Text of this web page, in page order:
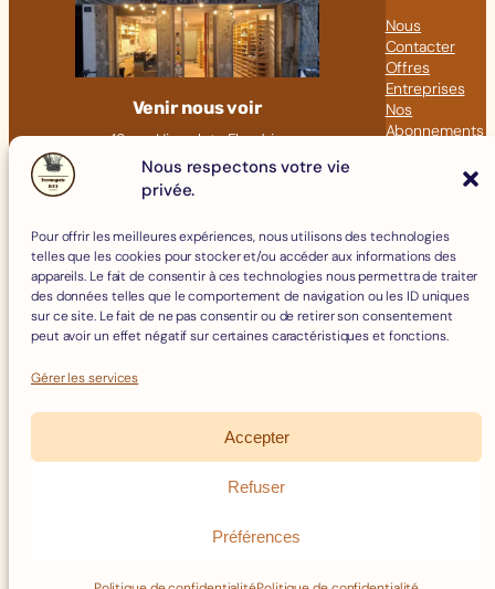
Nous respectons votre vie
privée.
Pour offrir les meilleures expériences, nous utilisons des technologies
telles que les cookies pour stocker et/ou accéder aux informations des
appareils. Le fait de consentir à ces technologies nous permettra de traiter
des données telles que le comportement de navigation ou les ID uniques
sur ce site. Le fait de ne pas consentir ou de retirer son consentement
peut avoir un effet négatif sur certaines caractéristiques et fonctions.
Gérer les services
Accepter
Refuser
Préférences
Venir nous voir
18 rue Hippolyte Flandrin
69001 LYON
09 82 23 41 60
Nous
Contacter
Offres
Entreprises
Nos
Abonnements
Fromages
Boissons
Charcuterie
Épicerie Fine
Crèmerie
Mentions Légales
Remboursements et Retours